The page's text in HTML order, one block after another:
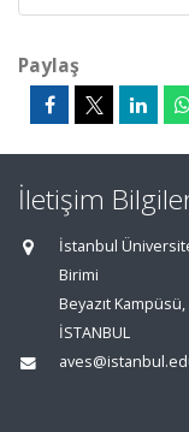
Paylaş
İletişim
İstanbul
Birimi
Beyazıt Kampüsü,
İSTANBUL